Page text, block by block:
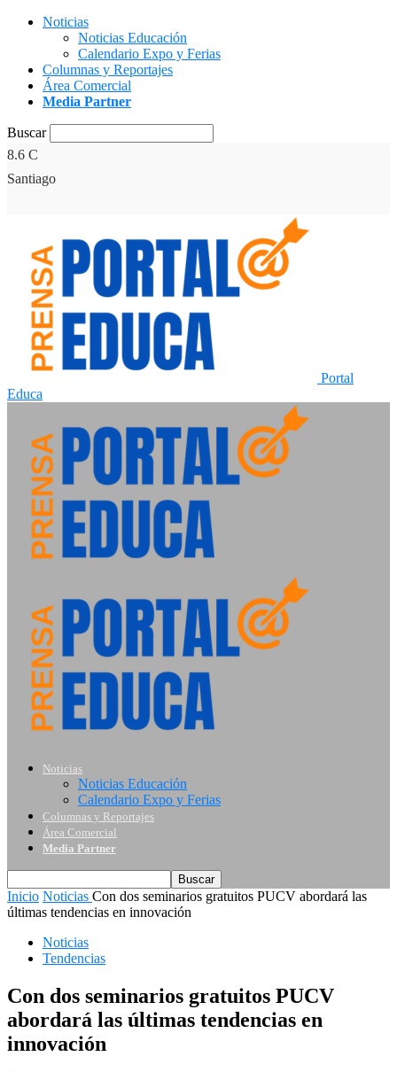
Noticias
Noticias Educación
Calendario Expo y Ferias
Columnas y Reportajes
Área Comercial
Media Partner
Buscar
8.6 C
Santiago
Portal
Educa
Noticias
Noticias Educación
Calendario Expo y Ferias
Columnas y Reportajes
Área Comercial
Media Partner
Inicio Noticias Con dos seminarios gratuitos PUCV abordará las
últimas tendencias en innovación
Noticias
Tendencias
Con dos seminarios gratuitos PUCV
abordará las últimas tendencias en
innovación